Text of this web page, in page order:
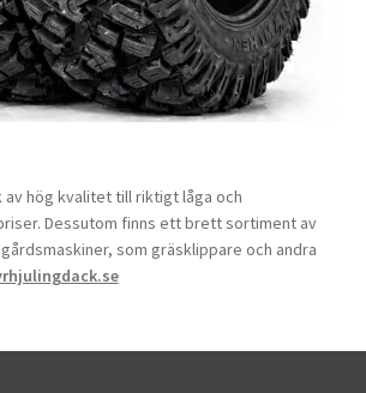
hög kvalitet till riktigt låga och
Dessutom finns ett brett sortiment av
som gräsklippare och andra